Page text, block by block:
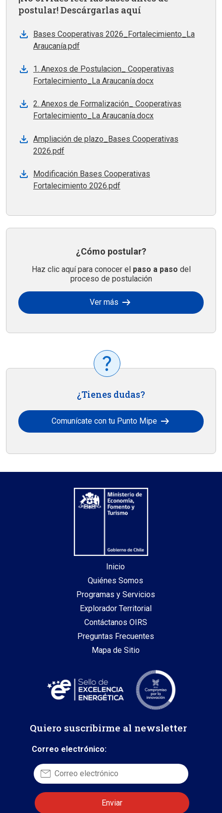
postular! Descárgarlas aquí
Bases Cooperativas 2026_Fortalecimiento_La
Araucanía.pdf
1. Anexos de Postulacion_ Cooperativas
Fortalecimiento_La Araucanía.docx
2. Anexos de Formalización_ Cooperativas
Fortalecimiento_La Araucanía.docx
Ampliación de plazo_Bases Cooperativas
2026.pdf
Modificación Bases Cooperativas
Fortalecimiento 2026.pdf
¿Cómo postular?
Haz clic aquí para conocer el paso a paso del
proceso de postulación
Ver más arrow_right_alt
¿Tienes dudas?
Comunícate con tu Punto Mipe arrow_right_alt
Inicio
Quiénes Somos
Programas y Servicios
Explorador Territorial
Contáctanos OIRS
Preguntas Frecuentes
Mapa de Sitio
Quiero suscribirme al newsletter
Correo electrónico: